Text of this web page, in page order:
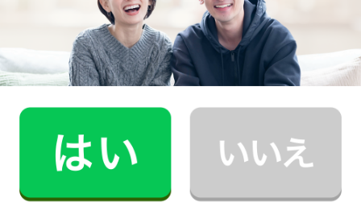
千葉県柏市
30代
女性
評価
利用頻度 スポット
提供エリア 千葉県柏市
ご利用日 2025-10-07
利用時間 2.0時間
ご感想
とても素晴らしい方でした！
事前に掃除希望箇所を丁寧にご確認くださり、想像